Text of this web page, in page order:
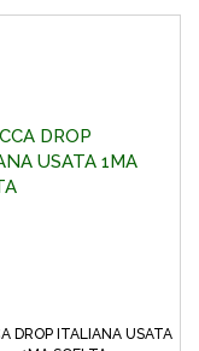
DROP ITALIANA USATA